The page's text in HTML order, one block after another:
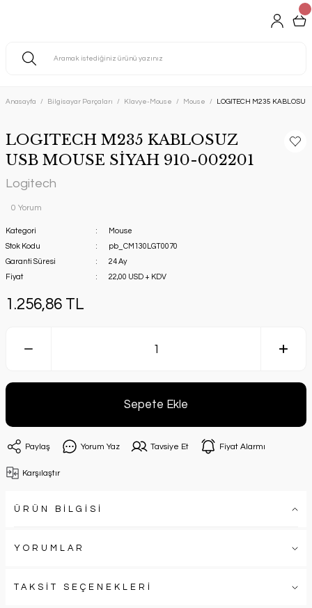
Anasayfa Bilgisayar Parçaları Klavye-Mouse Mouse LOGITECH M235
LOGITECH M235 KABLOSUZ
USB MOUSE SİYAH 910-002201
Logitech
0 Yorum
Kategori
Mouse
Stok Kodu
pb_CM130LGT0070
Garanti Süresi
24 Ay
Fiyat
22,00 USD + KDV
1.256,86 TL
Sepete Ekle
Paylaş Yorum Yaz Tavsiye Et Fiyat Alarmı
Karşılaştır
ÜRÜN BİLGİSİ
YORUMLAR
TAKSİT SEÇENEKLERİ